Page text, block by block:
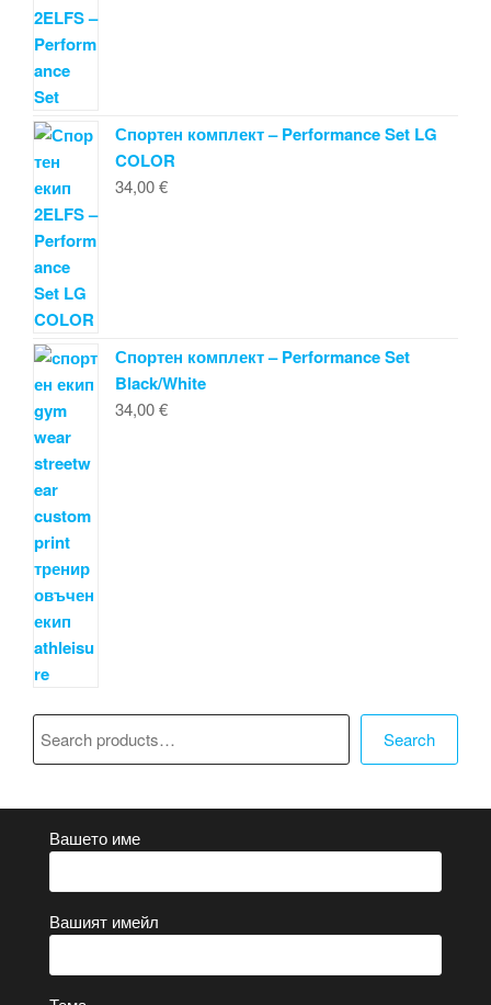
Спортен комплект – Performance Set LG
COLOR
34,00€
Спортен комплект – Performance Set
Black/White
34,00€
Търсене
Search
Вашето име
Вашият имейл